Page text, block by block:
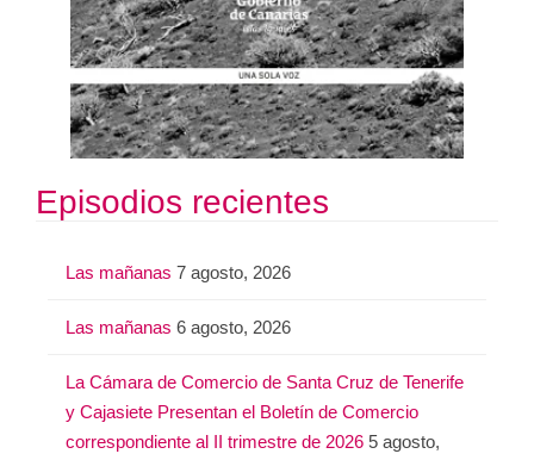
Episodios recientes
Las mañanas 7 agosto, 2026
Las mañanas 6 agosto, 2026
La Cámara de Comercio de Santa Cruz de Tenerife
y Cajasiete Presentan el Boletín de Comercio
correspondiente al II trimestre de 2026 5 agosto,